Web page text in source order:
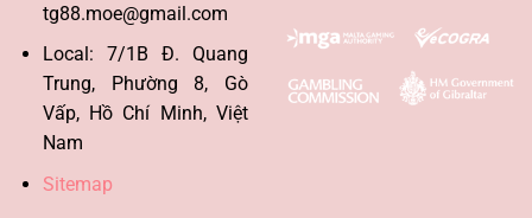
tg88.moe@gmail.com
Local: 7/1B Đ. Quang
Trung, Phường 8, Gò
Vấp, Hồ Chí Minh, Việt
Nam
Sitemap